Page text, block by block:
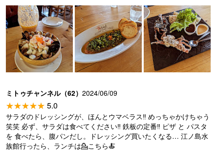
ミトゥチャンネル（62） 2024/06/09
5.0
サラダのドレッシングが、ほんとウマベラス‼️ めっちゃかけちゃう
笑笑 必ず、サラダは食べてください‼️ 鉄板の定番‼️ ピザ と パスタ
を 食べたら、腹パンだし。ドレッシング買いたくなる… 江ノ島水
族館行ったら、ランチは💁こちら🍝